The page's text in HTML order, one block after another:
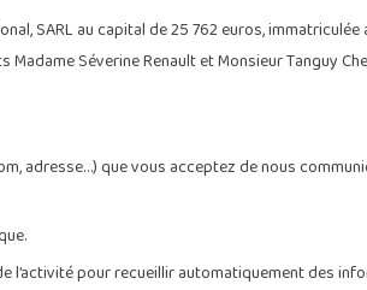
SARL au capital de 25 762 euros,
Séverine Renault et Monsieur Tanguy
adresse…) que vous acceptez de nous
pour recueillir automatiquement des